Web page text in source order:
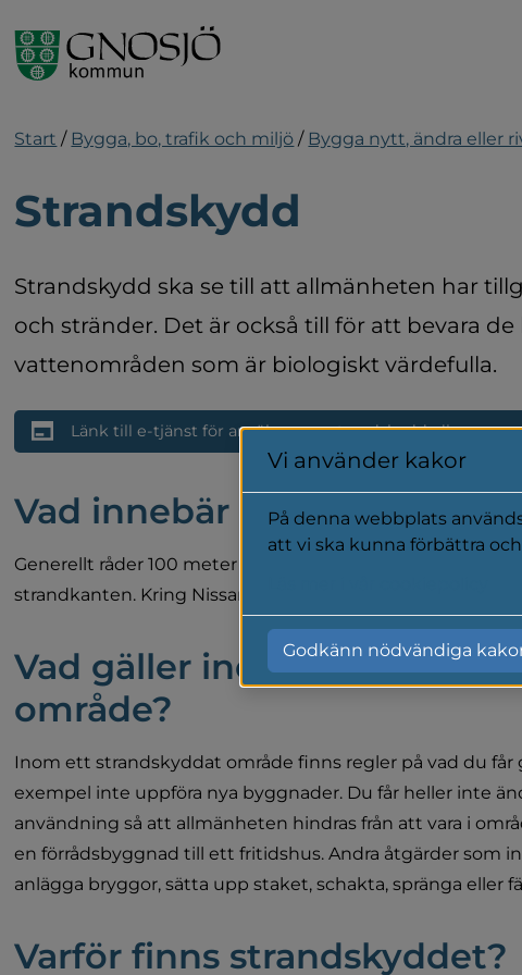
Start / Bygga, bo, trafik och miljö / Bygga nytt, ändra eller
Strandskydd
Strandskydd ska se till att allmänheten har
och stränder. Det är också till för att bevara de
vattenområden som är biologiskt värdefulla.
Länk till e-tjänst för ansökan om strandskyddsdispens
Vad innebär strandskyddet?
Generellt råder 100 meter strandskydd upp på land och ut
strandkanten. Kring Nissansjöarna är strandskyddet
Vad gäller inom
område?
Inom ett strandskyddat område finns regler på vad du får
exempel inte uppföra nya byggnader. Du får heller inte
användning så att allmänheten hindras från att vara i
en förrådsbyggnad till ett fritidshus. Andra åtgärder som
anlägga bryggor, sätta upp staket, schakta, spränga eller
Varför finns strandskyddet?
Vi använder kakor
På denna webbplats
att vi ska kunna förbättra
Godkänn nödvändiga